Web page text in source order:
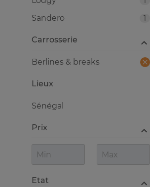
Lieux
Sénégal
Prix
Etat
1
Sandero
Carrosserie
Berlines & breaks